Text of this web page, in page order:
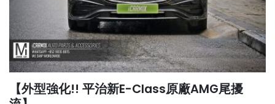
【外型強化!! 平治新E-Class原廠AMG尾擾